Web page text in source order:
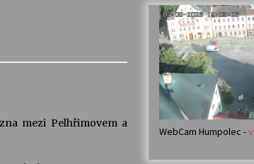
Veselí
30. 7.
23. 7.
mezi Pelhřimovem a
WebCam Humpolec -